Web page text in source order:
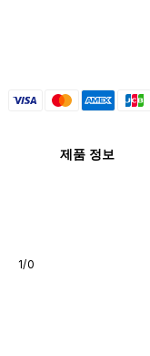
제품 정보
1/0